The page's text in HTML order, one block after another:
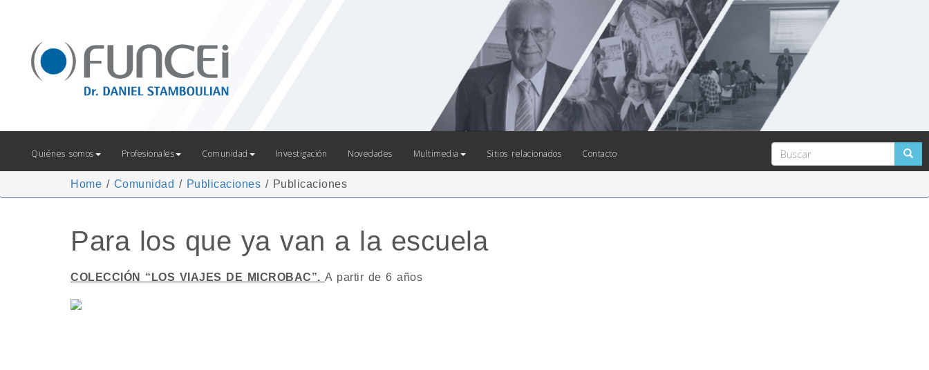
Quiénes somos Profesionales Comunidad Investigación Novedades Multimedia Sitios relacionados Contacto
Home / Comunidad / Publicaciones / Publicaciones
Para los que ya van a la escuela
COLECCIÓN “LOS VIAJES DE MICROBAC”. A partir de 6 años